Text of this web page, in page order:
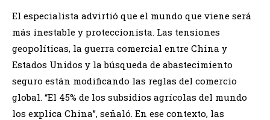
El especialista advirtió que el mundo que viene será
más inestable y proteccionista. Las tensiones
geopolíticas, la guerra comercial entre China y
Estados Unidos y la búsqueda de abastecimiento
seguro están modificando las reglas del comercio
global. “El 45% de los subsidios agrícolas del mundo
los explica China”, señaló. En ese contexto, las